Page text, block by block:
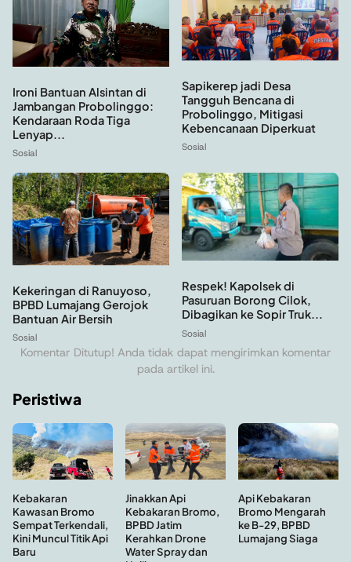
Ironi Bantuan Alsintan di
Jambangan Probolinggo:
Kendaraan Roda Tiga
Lenyap...
Sosial
Sapikerep jadi Desa
Tangguh Bencana di
Probolinggo, Mitigasi
Kebencanaan Diperkuat
Sosial
Kekeringan di Ranuyoso,
BPBD Lumajang Gerojok
Bantuan Air Bersih
Sosial
Respek! Kapolsek di
Pasuruan Borong Cilok,
Dibagikan ke Sopir Truk...
Sosial
Komentar Ditutup! Anda tidak dapat mengirimkan komentar
pada artikel ini.
Peristiwa
Kebakaran
Kawasan Bromo
Sempat Terkendali,
Kini Muncul Titik Api
Baru
Jinakkan Api
Kebakaran Bromo,
BPBD Jatim
Kerahkan Drone
Water Spray dan
Api Kebakaran
Bromo Mengarah
ke B-29, BPBD
Lumajang Siaga